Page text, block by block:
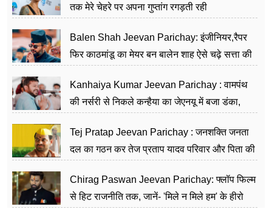
तक मेरे चेहरे पर अपना गुप्तांग रगड़ती रही
Balen Shah Jeevan Parichay: इंजीनियर,रैपर
फिर काठमांडू का मेयर बन बालेन शाह ऐसे चढ़े सत्ता की
Kanhaiya Kumar Jeevan Parichay : वामपंथ
की नर्सरी से निकले कन्हैया का जेएनयू में बजा डंका,
Tej Pratap Jeevan Parichay : जनशक्ति जनता
दल का गठन कर तेज प्रताप यादव परिवार और पिता की
Chirag Paswan Jeevan Parichay: फ्लॉप फिल्म
से हिट राजनीति तक, जानें- 'मिले न मिले हम' के हीरो